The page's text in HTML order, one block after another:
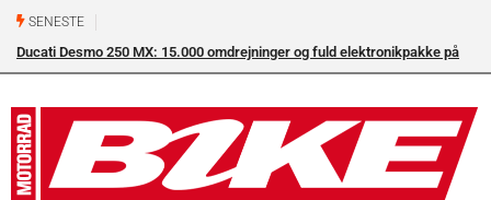
SENESTE
Ducati Desmo 250 MX: 15.000 omdrejninger og fuld elektronikpakke på